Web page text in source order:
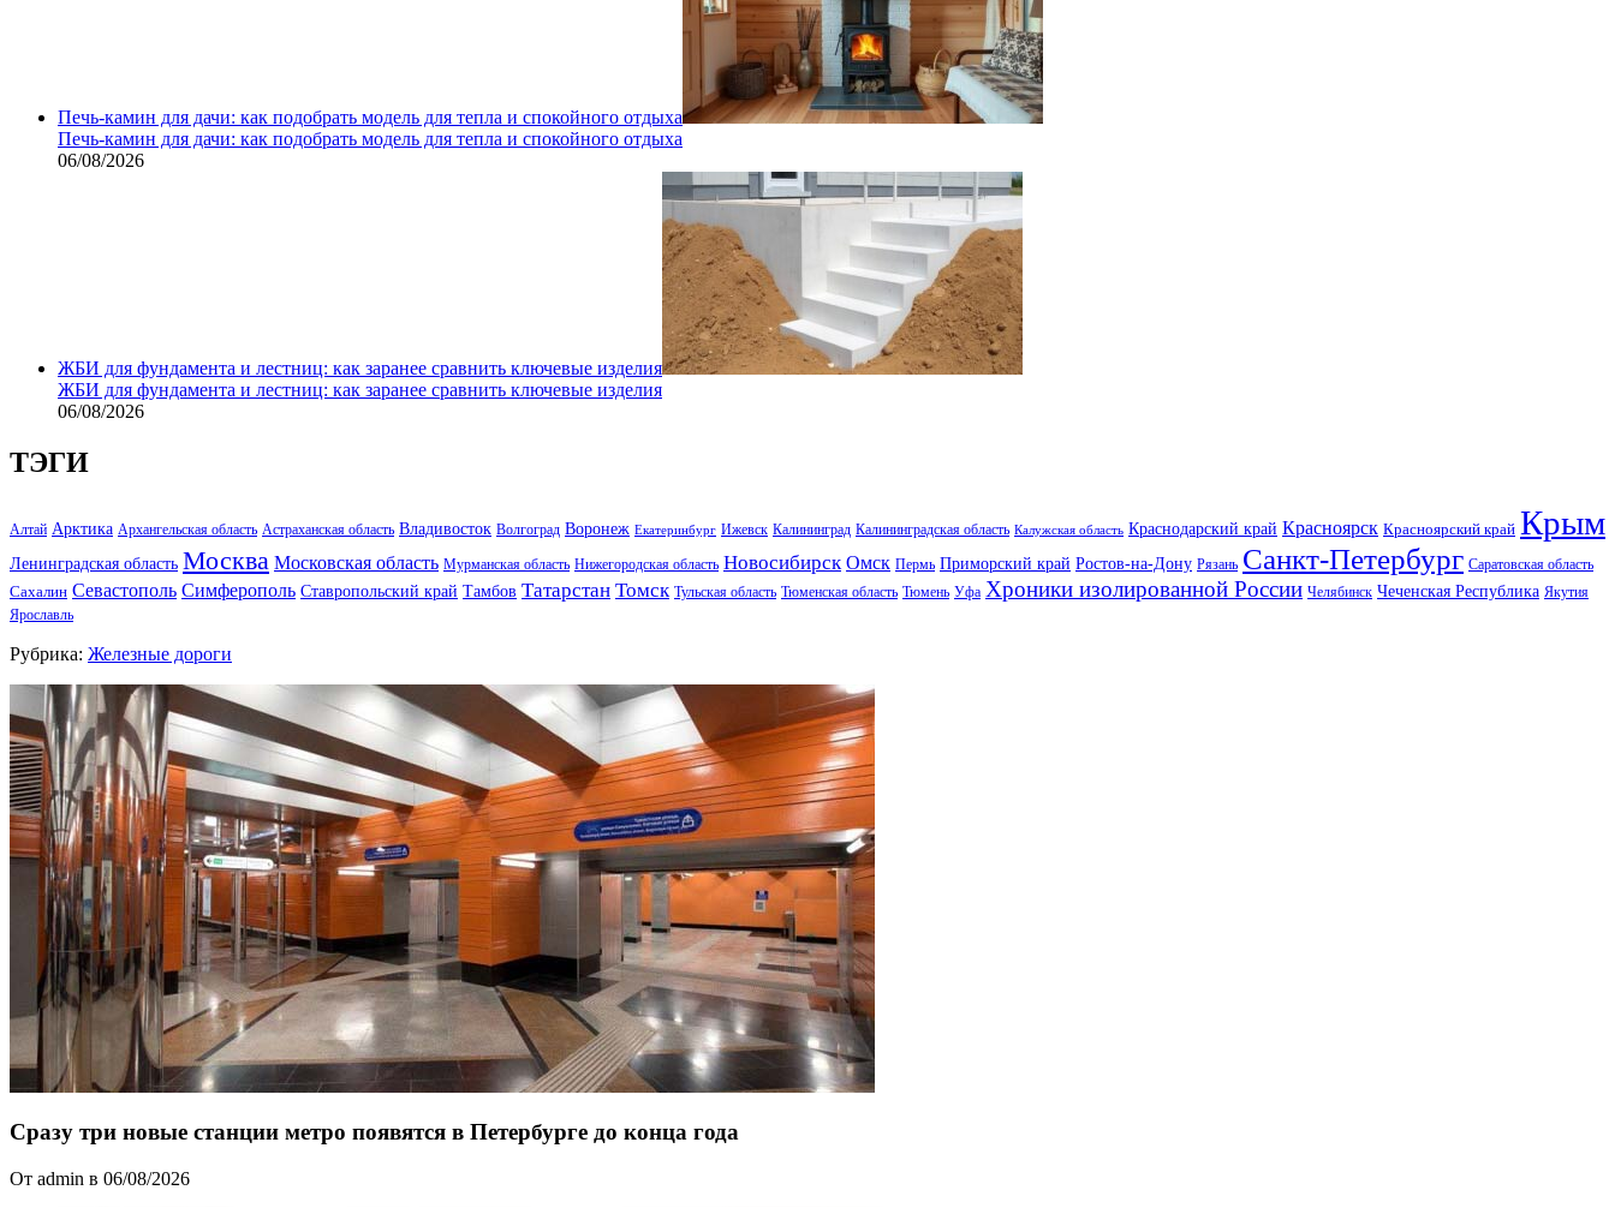
Печь-камин для дачи: как подобрать модель для тепла и спокойного отдыха
Печь-камин для дачи: как подобрать модель для тепла и спокойного отдыха
06/08/2026
ЖБИ для фундамента и лестниц: как заранее сравнить ключевые изделия
ЖБИ для фундамента и лестниц: как заранее сравнить ключевые изделия
06/08/2026
ТЭГИ
Алтай Арктика Архангельская область Астраханская область Владивосток Волгоград Воронеж Екатеринбург Ижевск Калининград Калининградская область Калужская область Краснодарский край Красноярск Красноярский край Крым
Ленинградская область Москва Московская область Мурманская область Нижегородская область Новосибирск Омск Пермь Приморский край Ростов-на-Дону Рязань Санкт-Петербург Саратовская область
Сахалин Севастополь Симферополь Ставропольский край Тамбов Татарстан Томск Тульская область Тюменская область Тюмень Уфа Хроники изолированной России Челябинск Чеченская Республика Якутия
Ярославль
Рубрика: Железные дороги
Сразу три новые станции метро появятся в Петербурге до конца года
От admin в 06/08/2026